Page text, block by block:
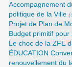
Accompagnement
politique de la Ville (
Projet de Plan de
Budget primitif pour
Le choc de la ZFE
ÉDUCATION
renouvellement du